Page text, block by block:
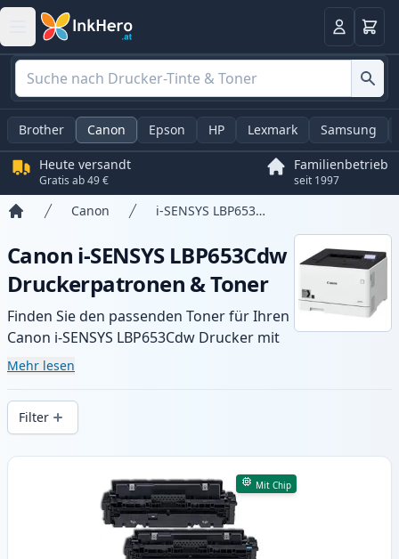
Anmelden
Brother Canon Epson HP Lexmark Samsung
Heute versandt
Gratis ab 49 €
Familienbetrieb
seit 1997
Canon i-SENSYS LBP653Cdw
Canon i-SENSYS LBP653Cdw
Druckerpatronen & Toner
Finden Sie den passenden Toner für Ihren
Canon i-SENSYS LBP653Cdw Drucker mit
unserer Auswahl an kompatiblen und XL-
gleichbleibender Druckqualität und
schnellem Versand aus lokalem Lager in .
Mehr lesen
Filter
Produkte
Mit Chip